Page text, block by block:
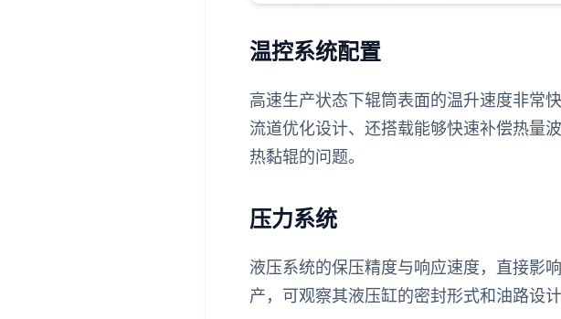
温控系统配置
高速生产状态下辊筒表面的温升速度非常
流道优化设计、还搭载能够快速补偿热量
热黏辊的问题。
压力系统
液压系统的保压精度与响应速度，直接影
产，可观察其液压缸的密封形式和油路设